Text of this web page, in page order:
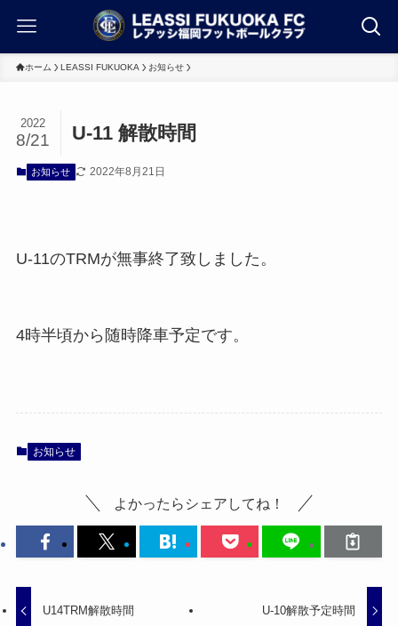
ホーム LEASSI FUKUOKA お知らせ
U-11 解散時間
2022
8/21
お知らせ 2022年8月21日
U-11のTRMが無事終了致しました。
4時半頃から随時降車予定です。
お知らせ
よかったらシェアしてね！
U14TRM解散時間 U-10解散予定時間